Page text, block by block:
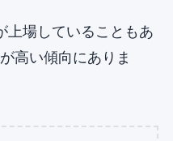
上場していることもあ
高い傾向にありま